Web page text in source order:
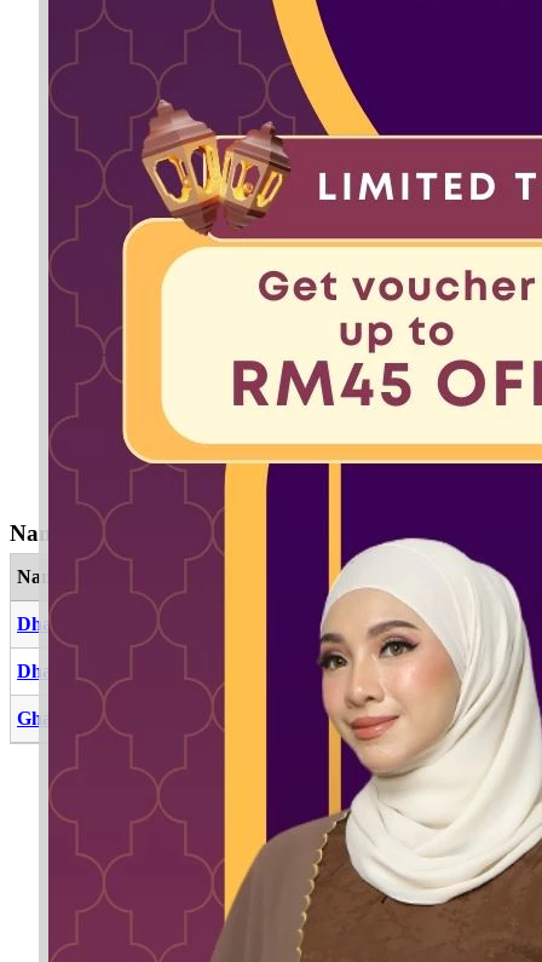
Nama Yang Berkaitan dengan Khadijah Humairah
Nama
Dhamirah
Dhamrah Nama sahabat nabi Muhammad SAW
Ghamirah Yang mengembara